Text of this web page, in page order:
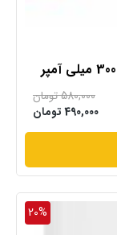
580,000تومان
490,000 تومان
20%